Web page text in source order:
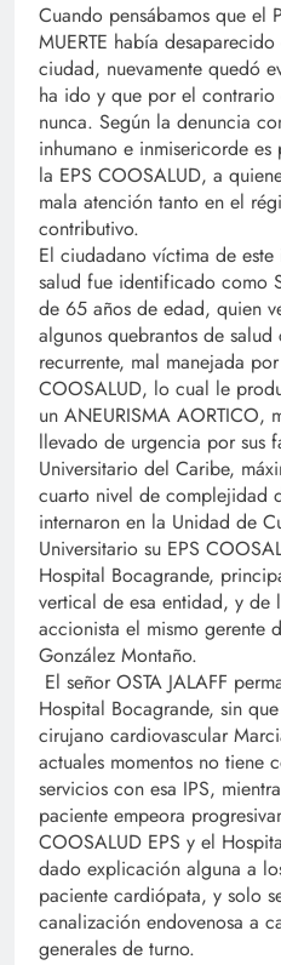
Cuando pensábamos que el
MUERTE había desaparecido
ciudad, nuevamente quedó
ha ido y que por el contrario
nunca. Según la denuncia
inhumano e inmisericorde
la EPS COOSALUD, a
mala atención tanto en el
contributivo.
El ciudadano víctima de
salud fue identificado como
de 65 años de edad, quien
algunos quebrantos de
recurrente, mal manejada
COOSALUD, lo cual le
un ANEURISMA AORTICO,
llevado de urgencia por sus
Universitario del Caribe,
cuarto nivel de complejidad
internaron en la Unidad de
Universitario su EPS
Hospital Bocagrande,
vertical de esa entidad, y de
accionista el mismo gerente
González Montaño.
El señor OSTA JALAFF
Hospital Bocagrande, sin
cirujano cardiovascular
actuales momentos no tiene
servicios con esa IPS,
paciente empeora
COOSALUD EPS y el
dado explicación alguna a
paciente cardiópata, y solo
canalización endovenosa a
generales de turno.